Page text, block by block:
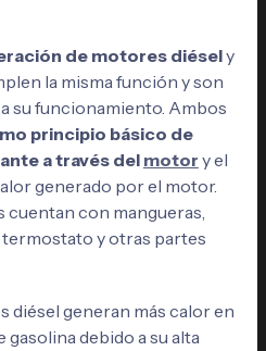
de motores diésely
la misma función y son
su funcionamiento. Ambos
principio básico de
a través del motor y el
generado por el motor.
cuentan con mangueras,
termostato y otras partes
diésel generan más calor en
debido a su alta